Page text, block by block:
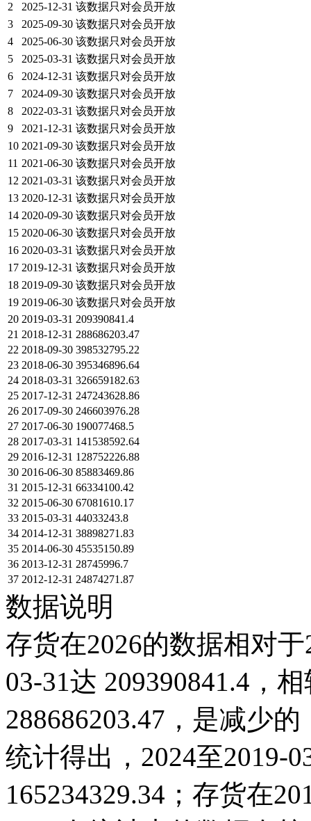
2
2025-12-31 该数据只对会员开放
3
2025-09-30 该数据只对会员开放
4
2025-06-30 该数据只对会员开放
5
2025-03-31 该数据只对会员开放
6
2024-12-31 该数据只对会员开放
7
2024-09-30 该数据只对会员开放
8
2022-03-31 该数据只对会员开放
9
2021-12-31 该数据只对会员开放
10 2021-09-30 该数据只对会员开放
11 2021-06-30 该数据只对会员开放
12 2021-03-31 该数据只对会员开放
13 2020-12-31 该数据只对会员开放
14 2020-09-30 该数据只对会员开放
15 2020-06-30 该数据只对会员开放
16 2020-03-31 该数据只对会员开放
17 2019-12-31 该数据只对会员开放
18 2019-09-30 该数据只对会员开放
19 2019-06-30 该数据只对会员开放
20 2019-03-31 209390841.4
21 2018-12-31 288686203.47
22 2018-09-30 398532795.22
23 2018-06-30 395346896.64
24 2018-03-31 326659182.63
25 2017-12-31 247243628.86
26 2017-09-30 246603976.28
27 2017-06-30 190077468.5
28 2017-03-31 141538592.64
29 2016-12-31 128752226.88
30 2016-06-30 85883469.86
31 2015-12-31 66334100.42
32 2015-06-30 67081610.17
33 2015-03-31 44033243.8
34 2014-12-31 38898271.83
35 2014-06-30 45535150.89
36 2013-12-31 28745996.7
37 2012-12-31 24874271.87
数据说明
存货在2026的数据相对
03-31达 209390841.4，
288686203.47，是减少
统计得出，2024至2019-
165234329.34；存货在